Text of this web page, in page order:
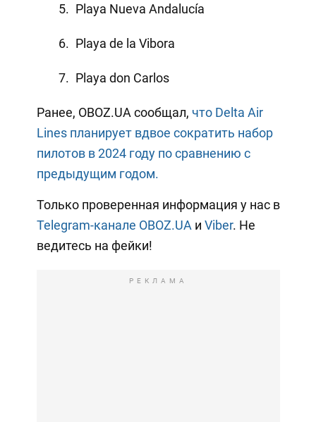
Playa Nueva Andalucía
Playa de la Vibora
Playa don Carlos
Ранее, OBOZ.UA сообщал, что Delta Air
Lines планирует вдвое сократить набор
пилотов в 2024 году по сравнению с
предыдущим годом.
Только проверенная информация у нас в
Telegram-канале OBOZ.UA и Viber. Не
ведитесь на фейки!
РЕКЛАМА